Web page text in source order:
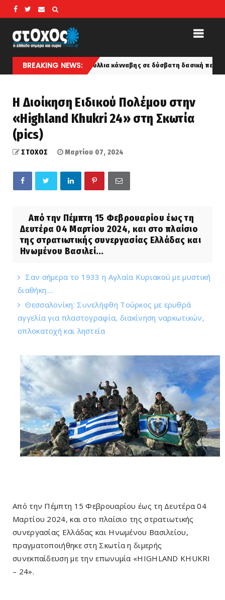
BREAKING NEWS:
2.000 δενδρύλλια κάνναβης σε δύσβατη δασική περιοχή στην
Η Διοίκηση Ειδικού Πολέμου στην
«Highland Khukri 24» στη Σκωτία
(pics)
ΣΤΟΧΟΣ Μαρτίου 07, 2024
Από την Πέμπτη 15 Φεβρουαρίου έως τη
Δευτέρα 04 Μαρτίου 2024, και στο πλαίσιο
της στρατιωτικής συνεργασίας Ελλάδας και
Ηνωμένου Βασιλεί...
Σαν σήμερα το 1933 η Αγλαΐα Κυριακού με μυστική
διαθήκη....
Θεσσαλονίκη: Συνελήφθη Τούρκος με ερυθρά
αγγελία για πλαστογραφία, διακίνηση ναρκωτικών,
οπλοκατοχή και ληστεία
Από την Πέμπτη 15 Φεβρουαρίου έως τη Δευτέρα 04
Μαρτίου 2024, και στο πλαίσιο της στρατιωτικής
συνεργασίας Ελλάδας και Ηνωμένου Βασιλείου,
πραγματοποιήθηκε στη Σκωτία η διμερής
συνεκπαίδευση με την επωνυμία «HIGHLAND KHUKRI
– 24».